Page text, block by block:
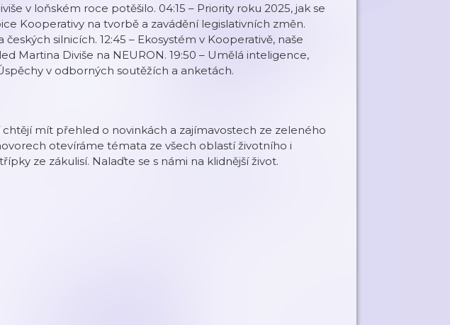
v loňském roce potěšilo. 04:15 – Priority roku 2025, jak se
Kooperativy na tvorbě a zavádění legislativních změn.
českých silnicích. 12:45 – Ekosystém v Kooperativě, naše
Martina Diviše na NEURON. 19:50 – Umělá inteligence,
v odborných soutěžích a anketách.
chtějí mít přehled o novinkách a zajímavostech ze zeleného
otevíráme témata ze všech oblastí životního i
ze zákulisí. Nalaďte se s námi na klidnější život.